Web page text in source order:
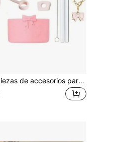
Set de 9 piezas de accesorios para taza de tubo que incluye 3 tapones a prueba de derrames de silicona, 1 tapa con cubierta para pajita de 9-10 mm, 1 bota de silicona en forma de lazo, 2 pajitas y 1 cepillo para pajita y cadena con colgante de lazo, perfecto para aventuras al aire libre y útiles escolares